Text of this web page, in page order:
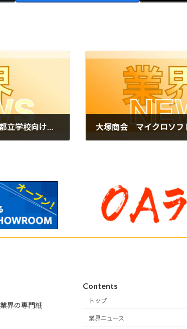
コニカミノルタジャパン 都立学校向け生成AIサービス「都立AI」 2026年度 改修・保守・運用等業務を受託
界の専門紙
Contents
トップ
業界ニュース